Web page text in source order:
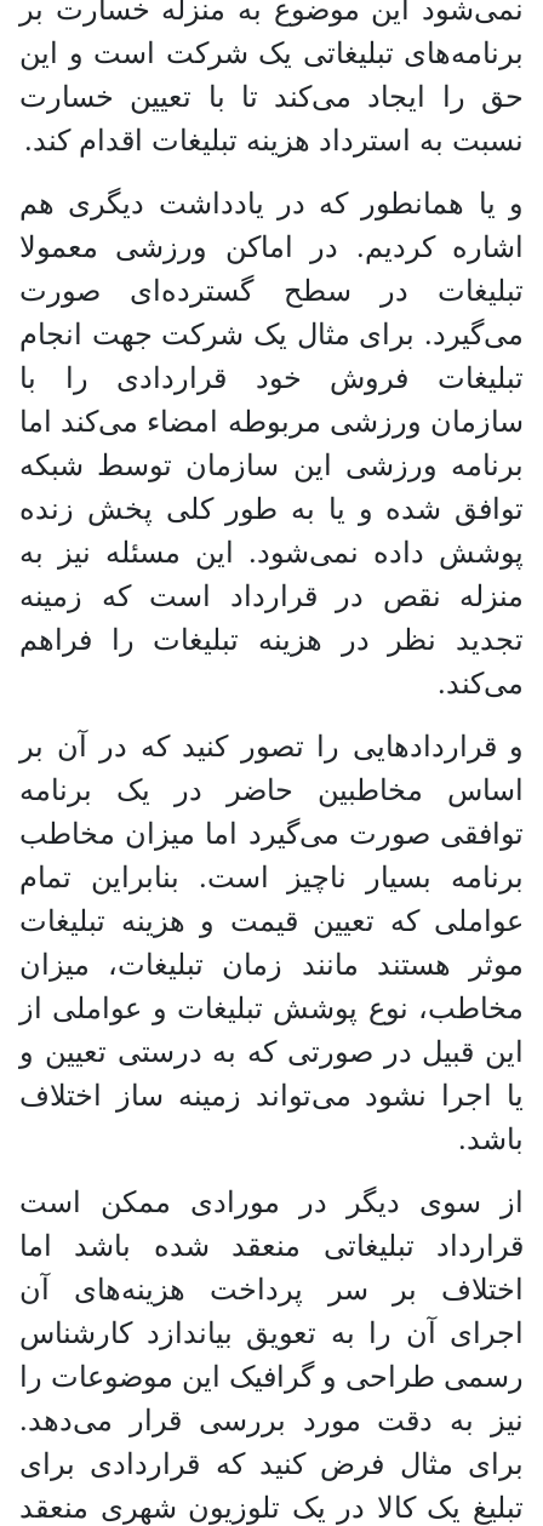
نمی‌شود این موضوع به منزله خسارت بر
برنامه‌های تبلیغاتی یک شرکت است و این
حق را ایجاد می‌کند تا با تعیین خسارت
نسبت به استرداد هزینه تبلیغات اقدام کند.
و یا همانطور که در یادداشت دیگری هم
اشاره کردیم. در اماکن ورزشی معمولا
تبلیغات در سطح گسترده‌ای صورت
می‌گیرد. برای مثال یک شرکت جهت انجام
تبلیغات فروش خود قراردادی را با
سازمان ورزشی مربوطه امضاء می‌کند اما
برنامه ورزشی این سازمان توسط شبکه
توافق شده و یا به طور کلی پخش زنده
پوشش داده نمی‌شود. این مسئله نیز به
منزله نقص در قرارداد است که زمینه
تجدید نظر در هزینه تبلیغات را فراهم
می‌کند.
و قرارداد‌هایی را تصور کنید که در آن بر
اساس مخاطبین حاضر در یک برنامه
توافقی صورت می‌گیرد اما میزان مخاطب
برنامه بسیار ناچیز است. بنابراین تمام
عواملی که تعیین قیمت و هزینه تبلیغات
موثر هستند مانند زمان تبلیغات، میزان
مخاطب، نوع پوشش تبلیغات و عواملی از
این قبیل در صورتی که به درستی تعیین و
یا اجرا نشود می‌تواند زمینه ساز اختلاف
باشد.
از سوی دیگر در مورادی ممکن است
قرارداد تبلیغاتی منعقد شده باشد اما
اختلاف بر سر پرداخت هزینه‌های آن
اجرای آن را به تعویق بیاندازد کارشناس
رسمی طراحی و گرافیک این موضوعات را
نیز به دقت مورد بررسی قرار می‌دهد.
برای مثال فرض کنید که قراردادی برای
تبلیغ یک کالا در یک تلوزیون شهری منعقد